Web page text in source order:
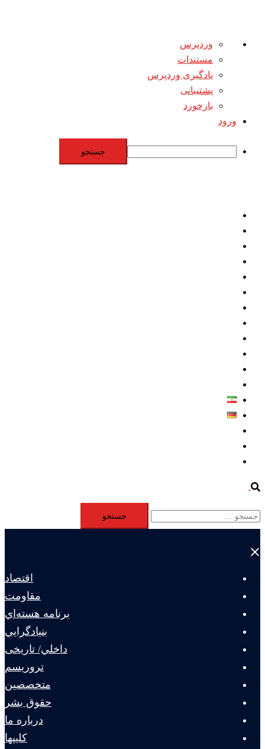
درباره
وردپرس
وردپرس
مستندات
یادگیری وردپرس
پشتیبانی
بازخورد
ورود
جستجو
Search
جستجو
برای:
Close
اقتصاد
مقاومت
برنامه هسته‌اي
بنيادگرايي
داخلي/ تاریخی
تروريسم
متخصصين
حقوق بشر
درباره ما
كليپها